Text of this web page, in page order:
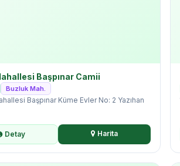
Başpınar Camii
Buzluk Mah.
Başpınar Küme Evler No: 2 Yazıhan
Detay Harita